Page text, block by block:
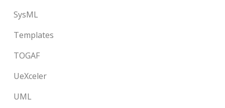
SysML
Templates
TOGAF
UeXceler
UML